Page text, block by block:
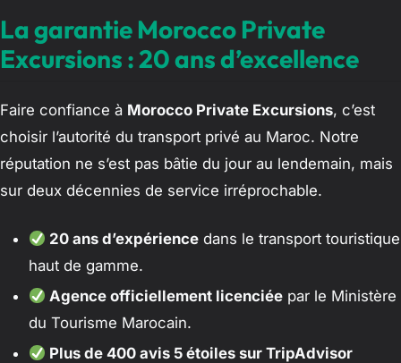
La garantie Morocco Private
Excursions : 20 ans d’excellence
Faire confiance à Morocco Private Excursions, c’est
choisir l’autorité du transport privé au Maroc. Notre
réputation ne s’est pas bâtie du jour au lendemain, mais
sur deux décennies de service irréprochable.
20 ans d’expérience dans le transport touristique
haut de gamme.
Agence officiellement licenciée par le Ministère
du Tourisme Marocain.
Plus de 400 avis 5 étoiles sur TripAdvisor